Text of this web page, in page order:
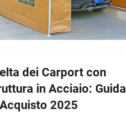
dei Carport con
in Acciaio: Guida
2025